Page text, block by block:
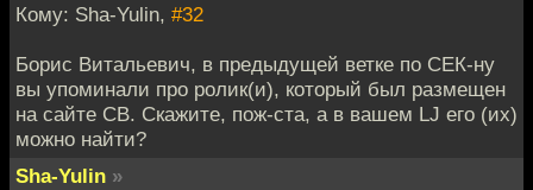
Кому: Sha-Yulin, #32
Борис Витальевич, в предыдущей ветке по СЕК-ну
вы упоминали про ролик(и), который был размещен
на сайте СВ. Скажите, пож-ста, а в вашем LJ его (их)
можно найти?
Sha-Yulin »